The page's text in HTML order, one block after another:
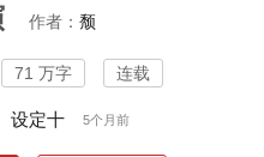
作者： 颓
71 万字 连载
设定十 5个月前